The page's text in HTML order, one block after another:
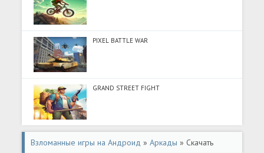
PIXEL BATTLE WAR
GRAND STREET FIGHT
Взломанные игры на Андроид »Аркады » Скачать